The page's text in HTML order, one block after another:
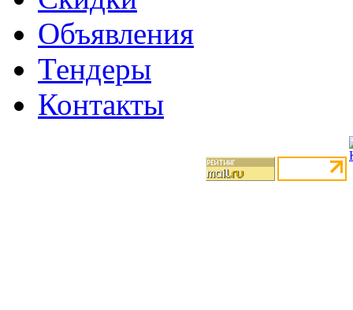
Объявления
Тендеры
Контакты